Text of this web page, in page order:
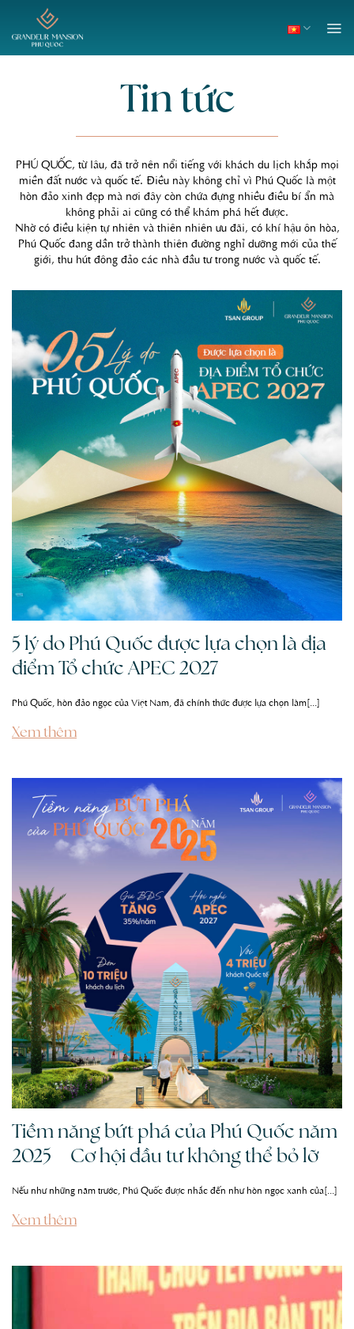
content
Tin tức
PHÚ QUỐC, từ lâu, đã trở nên nổi tiếng với khách du lịch khắp mọi
miền đất nước và quốc tế. Điều này không chỉ vì Phú Quốc là một
hòn đảo xinh đẹp mà nơi đây còn chứa đựng nhiều điều bí ẩn mà
không phải ai cũng có thể khám phá hết được.
Nhờ có điều kiện tự nhiên và thiên nhiên ưu đãi, có khí hậu ôn hòa,
Phú Quốc đang dần trở thành thiên đường nghỉ dưỡng mới của thế
giới, thu hút đông đảo các nhà đầu tư trong nước và quốc tế.
5 lý do Phú Quốc được lựa chọn là địa
điểm Tổ chức APEC 2027
Phú Quốc, hòn đảo ngọc của Việt Nam, đã chính thức được lựa chọn làm[...]
Xem thêm
Tiềm năng bứt phá của Phú Quốc năm
2025 – Cơ hội đầu tư không thể bỏ lỡ
Nếu như những năm trước, Phú Quốc được nhắc đến như hòn ngọc xanh của[...]
Xem thêm